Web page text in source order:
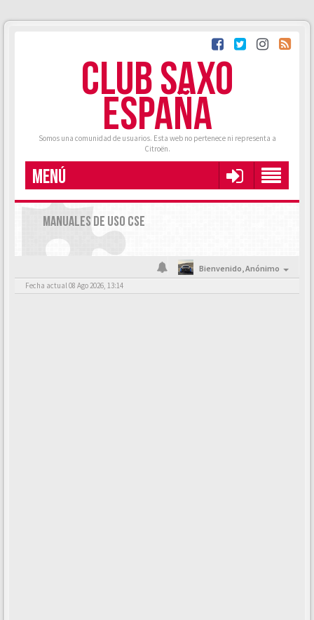
CLUB SAXO
ESPAÑA
Somos una comunidad de usuarios. Esta web no pertenece ni representa a
Citroën.
MENÚ
MANUALES DE USO CSE
Bienvenido,Anónimo
Fecha actual 08 Ago 2026, 13:14